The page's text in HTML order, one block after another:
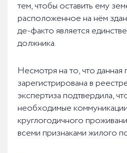
тем, чтобы оставить ему
расположенное на нём
де-факто является
должника.
Несмотря на то, что
зарегистрирована в
экспертиза подтвердила,
необходимые
круглогодичного
всеми признаками жилого